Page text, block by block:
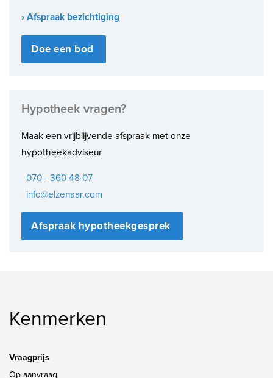
› Afspraak bezichtiging
Doe een bod
Hypotheek vragen?
Maak een vrijblijvende afspraak met onze
hypotheekadviseur
070 - 360 48 07
info@elzenaar.com
Afspraak hypotheekgesprek
Kenmerken
Vraagprijs
Op aanvraag